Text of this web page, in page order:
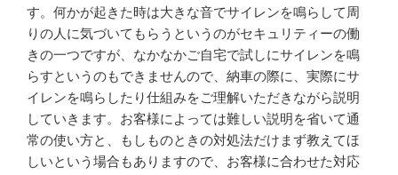
す。何かが起きた時は大きな音でサイレンを鳴らして周
りの人に気づいてもらうというのがセキュリティーの働
きの一つですが、なかなかご自宅で試しにサイレンを鳴
らすというのもできませんので、納車の際に、実際にサ
イレンを鳴らしたり仕組みをご理解いただきながら説明
していきます。お客様によっては難しい説明を省いて通
常の使い方と、もしものときの対処法だけまず教えてほ
しいという場合もありますので、お客様に合わせた対応